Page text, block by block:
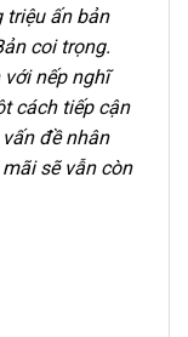
triệu ấn bản
coi trọng.
nếp nghĩ
cách tiếp cận
đề nhân
sẽ vẫn còn